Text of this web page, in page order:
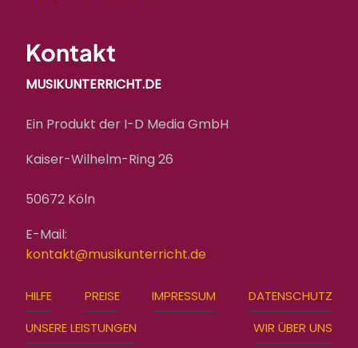
Kontakt
MUSIKUNTERRICHT.DE
Ein Produkt der I-D Media GmbH
Kaiser-Wilhelm-Ring 26
50672 Köln
E-Mail:
kontakt@musikunterricht.de
FOOTER
MENU
HILFE PREISE IMPRESSUM
DATENSCHUTZ
UNSERE LEISTUNGEN
WIR ÜBER UNS